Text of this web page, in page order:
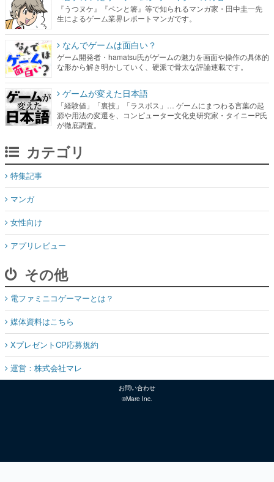
『うつヌケ』『ペンと箸』等で知られるマンガ家・田中圭一先
生によるゲーム業界レポートマンガです。
なんでゲームは面白い？
ゲーム開発者・hamatsu氏がゲームの魅力を画面や操作の具体的
な形から解き明かしていく、硬派で骨太な評論連載です。
ゲームが変えた日本語
「経験値」「裏技」「ラスボス」… ゲームにまつわる言葉の起
源や用法の変遷を、コンピューター文化史研究家・タイニーP氏
が徹底調査。
カテゴリ
特集記事
マンガ
女性向け
アプリレビュー
その他
電ファミニコゲーマーとは？
媒体資料はこちら
XプレゼントCP応募規約
運営：株式会社マレ
お問い合わせ
©Mare Inc.